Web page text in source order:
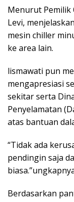
Menurut Pemilik
Levi,
mesin chiller
ke area lain.
lismawati pun
mengapresiasi
sekitar serta
Penyelamatan
atas bantuan
“Tidak ada
pendingin saja
Berdasarkan